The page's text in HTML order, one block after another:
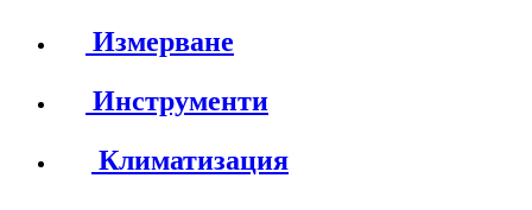
Измерване
Инструменти
Климатизация